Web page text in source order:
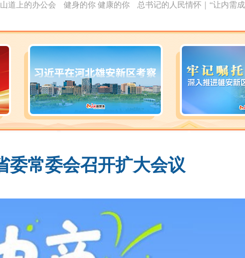
道上的办公会 健身的你 健康的你 总书记的人民情怀｜“让内需
委常委会召开扩大会议